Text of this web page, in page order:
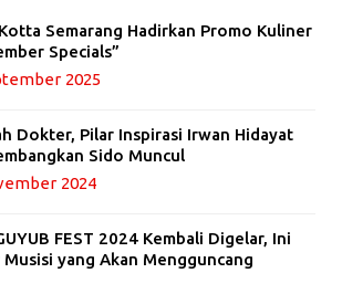
Semarang Hadirkan Promo Kuliner
Specials”
2025
Dokter, Pilar Inspirasi Irwan Hidayat
Sido Muncul
2024
FEST 2024 Kembali Digelar, Ini
yang Akan Mengguncang